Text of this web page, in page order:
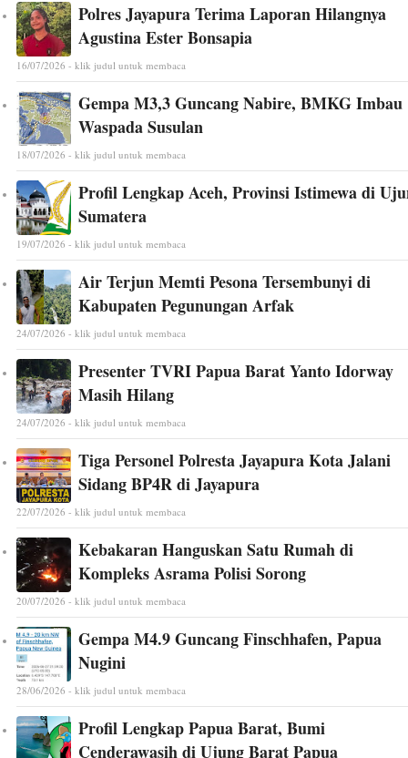
Polres Jayapura Terima Laporan Hilangnya
Agustina Ester Bonsapia
16/07/2026 - klik judul untuk membaca
Gempa M3,3 Guncang Nabire, BMKG Imbau
Waspada Susulan
18/07/2026 - klik judul untuk membaca
Profil Lengkap Aceh, Provinsi Istimewa di
Sumatera
19/07/2026 - klik judul untuk membaca
Air Terjun Memti Pesona Tersembunyi di
Kabupaten Pegunungan Arfak
24/07/2026 - klik judul untuk membaca
Presenter TVRI Papua Barat Yanto Idorway
Masih Hilang
24/07/2026 - klik judul untuk membaca
Tiga Personel Polresta Jayapura Kota Jalani
Sidang BP4R di Jayapura
22/07/2026 - klik judul untuk membaca
Kebakaran Hanguskan Satu Rumah di
Kompleks Asrama Polisi Sorong
20/07/2026 - klik judul untuk membaca
Gempa M4.9 Guncang Finschhafen, Papua
Nugini
28/06/2026 - klik judul untuk membaca
Profil Lengkap Papua Barat, Bumi
Cenderawasih di Ujung Barat Papua